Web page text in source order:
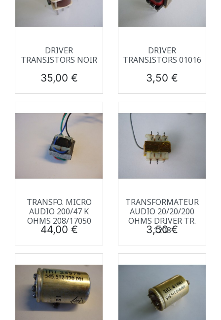
DRIVER
TRANSISTORS NOIR
Prix
35,00 €
DRIVER
TRANSISTORS 01016
Prix
3,50 €
TRANSFO. MICRO
AUDIO 200/47 K
OHMS 208/17050
Prix
44,00 €
TRANSFORMATEUR
AUDIO 20/20/200
OHMS DRIVER TR.
1208
Prix
3,50 €